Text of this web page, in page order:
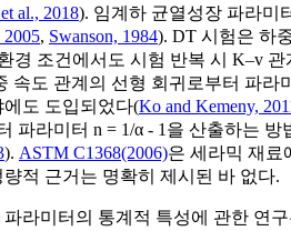
al., 2018). 임계하 균열성장 파라미
2005, Swanson, 1984). DT 시험은 하
경 조건에서도 시험 반복 시 K–v
속도 관계의 선형 회귀로부터 파라
도 도입되었다(Ko and Kemeny,
파라미터 n = 1/α - 1을 산출하는 방
). ASTM C1368(2006)은 세라믹 재료
적 근거는 명확히 제시된 바 없다.
라미터의 통계적 특성에 관한 연